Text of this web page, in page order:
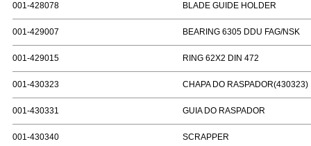
001-428078 BLADE GUIDE HOLDER
001-429007 BEARING 6305 DDU FAG/NSK
001-429015 RING 62X2 DIN 472
001-430323 CHAPA DO RASPADOR(430323)
001-430331 GUIA DO RASPADOR
001-430340 SCRAPPER